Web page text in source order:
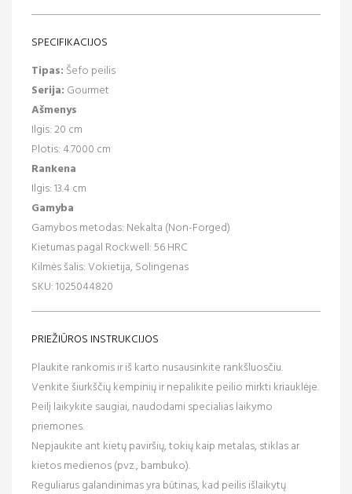
SPECIFIKACIJOS
Tipas: Šefo peilis
Serija: Gourmet
Ašmenys
Ilgis: 20 cm
Plotis: 4.7000 cm
Rankena
Ilgis: 13.4 cm
Gamyba
Gamybos metodas: Nekalta (Non-Forged)
Kietumas pagal Rockwell: 56 HRC
Kilmės šalis: Vokietija, Solingenas
SKU: 1025044820
PRIEŽIŪROS INSTRUKCIJOS
Plaukite rankomis ir iš karto nusausinkite rankšluosčiu.
Venkite šiurkščių kempinių ir nepalikite peilio mirkti kriauklėje.
Peilį laikykite saugiai, naudodami specialias laikymo
priemones.
Nepjaukite ant kietų paviršių, tokių kaip metalas, stiklas ar
kietos medienos (pvz., bambuko).
Reguliarus galandinimas yra būtinas, kad peilis išlaikytų